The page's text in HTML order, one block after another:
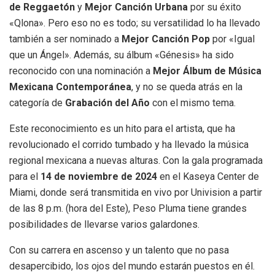
de Reggaetón y Mejor Canción Urbana por su éxito
«Qlona». Pero eso no es todo; su versatilidad lo ha llevado
también a ser nominado a Mejor Canción Pop por «Igual
que un Ángel». Además, su álbum «Génesis» ha sido
reconocido con una nominación a Mejor Álbum de Música
Mexicana Contemporánea, y no se queda atrás en la
categoría de Grabación del Año con el mismo tema.
Este reconocimiento es un hito para el artista, que ha
revolucionado el corrido tumbado y ha llevado la música
regional mexicana a nuevas alturas. Con la gala programada
para el 14 de noviembre de 2024 en el Kaseya Center de
Miami, donde será transmitida en vivo por Univision a partir
de las 8 p.m. (hora del Este), Peso Pluma tiene grandes
posibilidades de llevarse varios galardones.
Con su carrera en ascenso y un talento que no pasa
desapercibido, los ojos del mundo estarán puestos en él.